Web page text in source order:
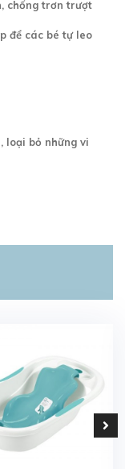
chống trơn trượt
để các bé tự leo
loại bỏ những vi